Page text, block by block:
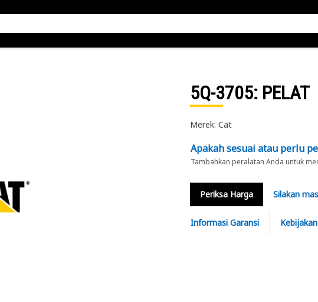
5Q-3705: PELAT
Merek: Cat
Apakah sesuai atau perlu
Tambahkan peralatan Anda untuk
Periksa Harga Silakan
Informasi Garansi